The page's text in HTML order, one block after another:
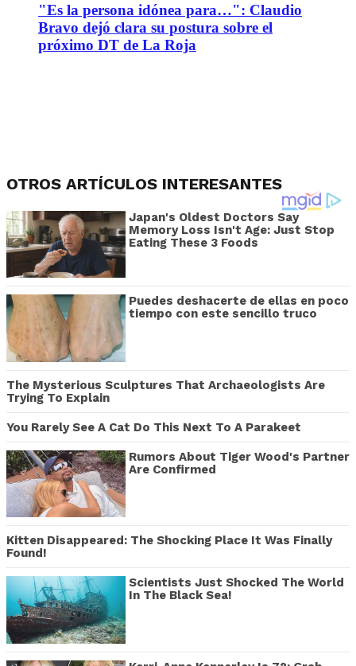
"Es la persona idónea para…": Claudio
Bravo dejó clara su postura sobre el
próximo DT de La Roja
OTROS ARTÍCULOS INTERESANTES
Japan's Oldest Doctors Say
Memory Loss Isn't Age: Just Stop
Eating These 3 Foods
Puedes deshacerte de ellas en poco
tiempo con este sencillo truco
The Mysterious Sculptures That Archaeologists Are
Trying To Explain
You Rarely See A Cat Do This Next To A Parakeet
Rumors About Tiger Wood's Partner
Are Confirmed
Kitten Disappeared: The Shocking Place It Was Finally
Found!
Scientists Just Shocked The World
In The Black Sea!